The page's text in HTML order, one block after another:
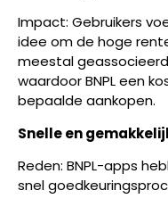
Impact: Gebruikers
idee om de hoge
meestal
waardoor BNPL een
bepaalde aankopen.
Snelle en
Reden: BNPL-apps
snel